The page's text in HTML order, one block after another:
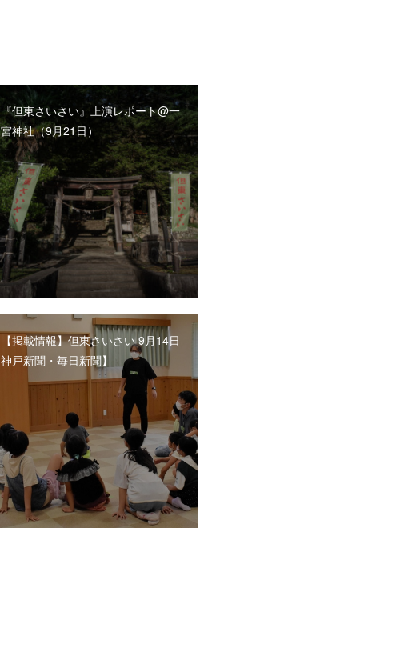
『但東さいさい』上演レポート@一
宮神社（9月21日）
【掲載情報】但東さいさい 9月14日
神戸新聞・毎日新聞】